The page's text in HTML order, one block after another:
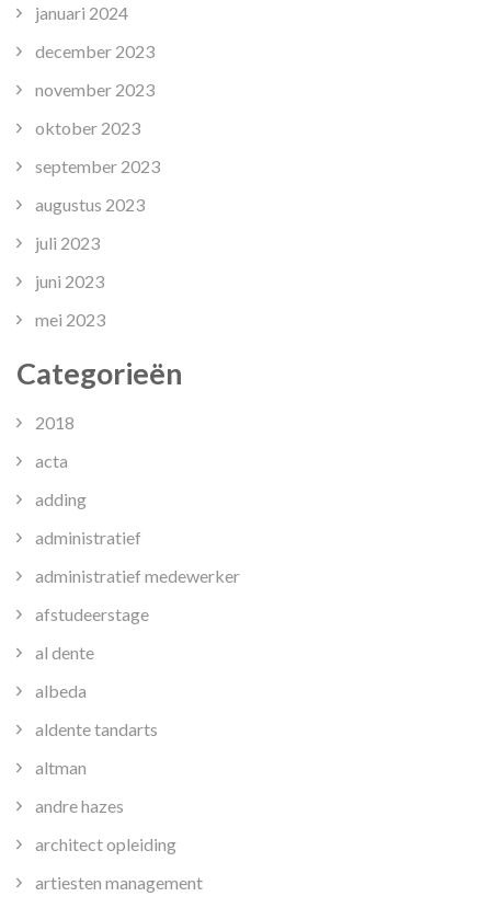
januari 2024
december 2023
november 2023
oktober 2023
september 2023
augustus 2023
juli 2023
juni 2023
mei 2023
Categorieën
2018
acta
adding
administratief
administratief medewerker
afstudeerstage
al dente
albeda
aldente tandarts
altman
andre hazes
architect opleiding
artiesten management